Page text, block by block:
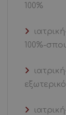
100%
100%-
εξωτερικό